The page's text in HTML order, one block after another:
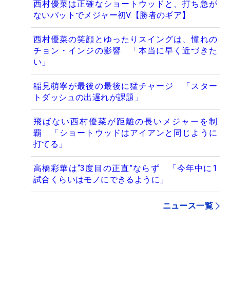
西村優菜は正確なショートウッドと、打ち急が
ないパットでメジャー初V【勝者のギア】
西村優菜の笑顔とゆったりスイングは、憧れの
チョン・インジの影響 「本当に早く近づきた
い」
稲見萌寧が最後の最後に猛チャージ 「スター
トダッシュの出遅れが課題」
飛ばない西村優菜が距離の長いメジャーを制
覇 「ショートウッドはアイアンと同じように
打てる」
高橋彩華は“3度目の正直”ならず 「今年中に1
試合くらいはモノにできるように」
ニュース一覧